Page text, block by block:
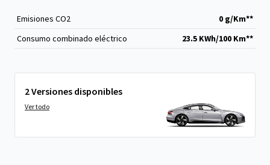
Emisiones CO2
0 g/Km**
Consumo combinado eléctrico
23.5 KWh/100 Km**
2 Versiones disponibles
Ver todo